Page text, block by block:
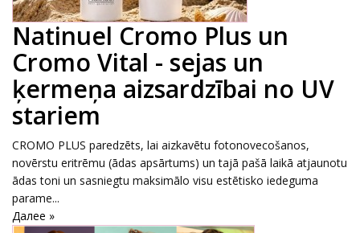
Natinuel Cromo Plus un
Cromo Vital - sejas un
ķermeņa aizsardzībai no UV
stariem
CROMO PLUS paredzēts, lai aizkavētu fotonovecošanos,
novērstu eritrēmu (ādas apsārtums) un tajā pašā laikā atjaunotu
ādas toni un sasniegtu maksimālo visu estētisko iedeguma
parame...
Далее »